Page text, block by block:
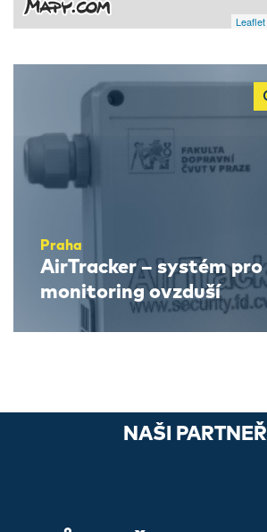
Leaflet
Praha
AirTracker – systém pro
monitoring ovzduší
NAŠI PARTNEŘI